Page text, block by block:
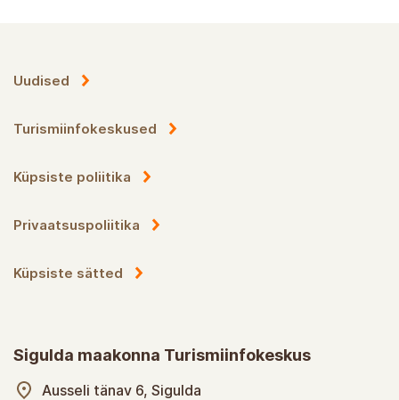
Uudised
Turismiinfokeskused
Küpsiste poliitika
Privaatsuspoliitika
Küpsiste sätted
Sigulda maakonna Turismiinfokeskus
Ausseli tänav 6, Sigulda